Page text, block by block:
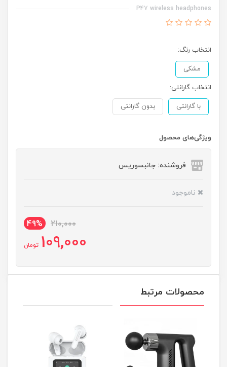
P47 wireless headphones
انتخاب رنگ:
مشکی
انتخاب گارانتی:
با گارانتی بدون گارانتی
ویژگی‌های محصول
فروشنده: جانبسوریس
ناموجود
210,000
49%
109,000 تومان
محصولات مرتبط